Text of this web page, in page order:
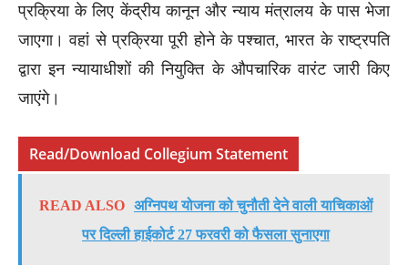
प्रक्रिया के लिए केंद्रीय कानून और न्याय मंत्रालय के पास भेजा
जाएगा। वहां से प्रक्रिया पूरी होने के पश्चात, भारत के राष्ट्रपति
द्वारा इन न्यायाधीशों की नियुक्ति के औपचारिक वारंट जारी किए
जाएंगे।
Read/Download Collegium Statement
READ ALSO अग्निपथ योजना को चुनौती देने वाली याचिकाओं
पर दिल्ली हाईकोर्ट 27 फरवरी को फैसला सुनाएगा